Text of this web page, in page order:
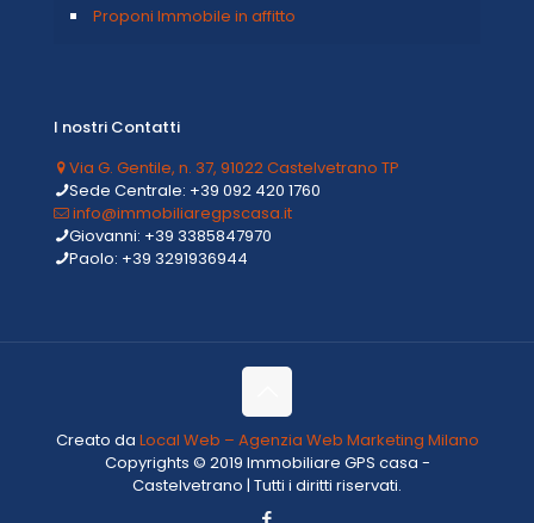
Proponi Immobile in affitto
I nostri Contatti
Via G. Gentile, n. 37, 91022 Castelvetrano TP
Sede Centrale: +39 092 420 1760
info@immobiliaregpscasa.it
Giovanni: +39 3385847970
Paolo: +39 3291936944
Creato da Local Web – Agenzia Web Marketing Milano
Copyrights © 2019 Immobiliare GPS casa -
Castelvetrano | Tutti i diritti riservati.